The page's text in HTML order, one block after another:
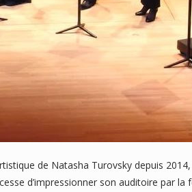
de Natasha Turovsky depuis 2014,
d’impressionner son auditoire par la